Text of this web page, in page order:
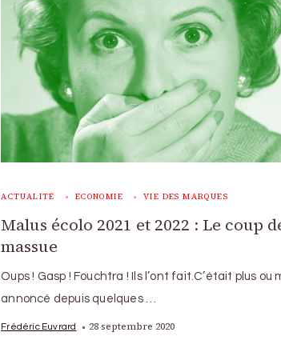
ACTUALITÉ ECONOMIE VIE DES MARQUES
Malus écolo 2021 et 2022 : Le coup
massue
Oups ! Gasp ! Fouchtra ! Ils l’ont fait.C’était plus ou
annoncé depuis quelques …
Frédéric Euvrard 28 septembre 2020